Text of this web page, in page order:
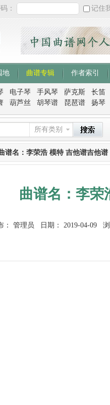
： 记住
地 曲谱专辑 作者索引
电子琴 手风琴 萨克斯 长笛
葫芦丝 胡琴谱 琵琶谱 扬琴
所有类别
谱名：李荣浩 模特 吉他谱吉他谱
曲谱名：李荣
： 管理员 日期： 2019-04-09